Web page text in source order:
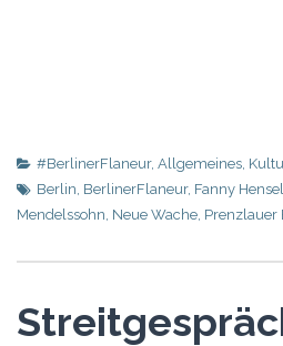
#BerlinerFlaneur, Allgemeines
Berlin BerlinerFlaneur, Fanny Hensel
Mendelssohn Neue Wache Prenzlauer